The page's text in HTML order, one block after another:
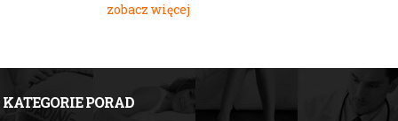
zobacz więcej
KATEGORIE PORAD